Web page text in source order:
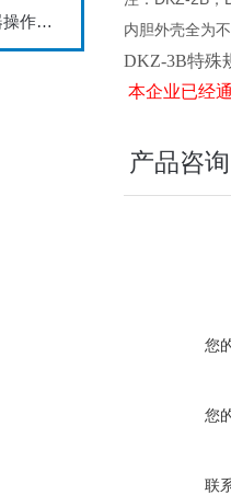
ETC-1瓶式深水采样器操作方法 内胆外壳全为
DKZ-3B特殊
本企业已经
产品咨询
您
您
联